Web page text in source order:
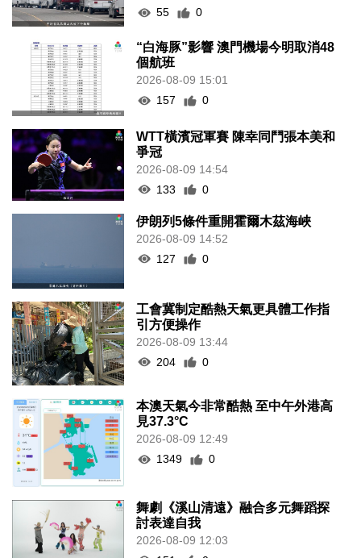
55
0
“白海豚”影響 澳門機場今明取消48
個航班
2026-08-09 15:01
157
0
WTT橫濱冠軍賽 陳幸同鬥張本美和
爭冠
2026-08-09 14:54
133
0
伊朗列5條件重開霍爾木茲海峽
2026-08-09 14:52
127
0
工會冀制定酷熱天氣更具體工作指
引方便操作
2026-08-09 13:44
204
0
本澳天氣今非常酷熱 至中午外港高
見37.3°C
2026-08-09 12:49
1349
0
舞劇《溪山清遠》融合多元舞蹈探
討表達自我
2026-08-09 12:03